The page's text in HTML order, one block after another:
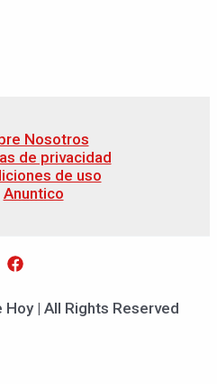
Nosotros
de privacidad
de uso
Anuntico
| All Rights Reserved